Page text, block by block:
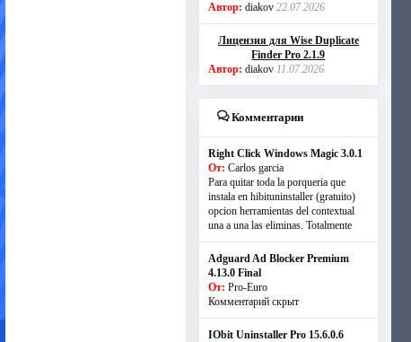
Автор: diakov 22.07.2026
Лицензия для Wise Duplicate
Finder Pro 2.1.9
Автор: diakov 11.07.2026
Комментарии
Right Click Windows Magic 3.0.1
От: Carlos garcia
Para quitar toda la porqueria que
instala en hibituninstaller (gratuito)
opcion herramientas del contextual
una a una las eliminas. Totalmente
Adguard Ad Blocker Premium
4.13.0 Final
От: Pro-Euro
Комментарий скрыт
IObit Uninstaller Pro 15.6.0.6